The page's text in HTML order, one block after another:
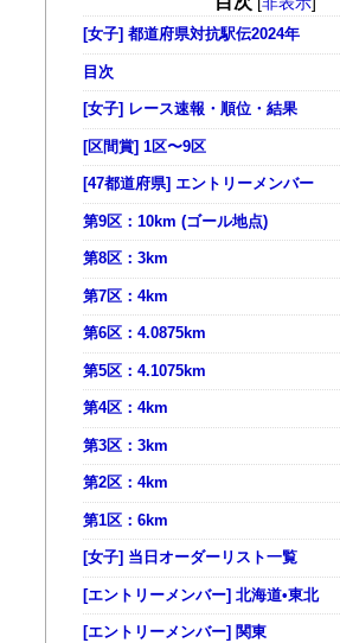
[女子] 都道府県対抗駅伝2024年
目次
[女子] レース速報・順位・結果
[区間賞] 1区〜9区
[47都道府県] エントリーメンバー
第9区：10km (ゴール地点)
第8区：3km
第7区：4km
第6区：4.0875km
第5区：4.1075km
第4区：4km
第3区：3km
第2区：4km
第1区：6km
[女子] 当日オーダーリスト一覧
[エントリーメンバー] 北海道•東北
[エントリーメンバー] 関東